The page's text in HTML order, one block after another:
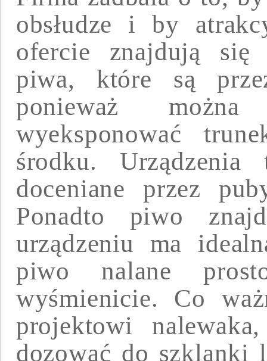
obsłudze i by
ofercie znajdują się
piwa, które są
ponieważ
wyeksponować
środku.
doceniane przez
Ponadto piwo
urządzeniu ma
piwo nalane
wyśmienicie. Co
projektowi
dozować do szklanki